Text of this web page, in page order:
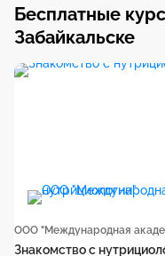
Бесплатные
Забайкальске
Знакомство с